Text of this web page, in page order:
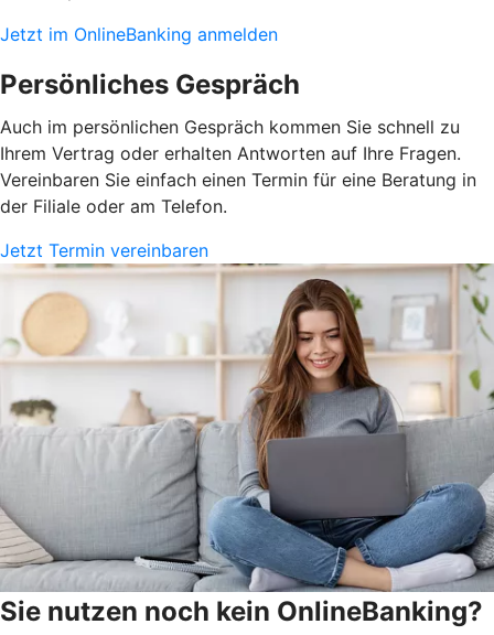
Jetzt im OnlineBanking anmelden
Persönliches Gespräch
Auch im persönlichen Gespräch kommen Sie schnell zu
Ihrem Vertrag oder erhalten Antworten auf Ihre Fragen.
Vereinbaren Sie einfach einen Termin für eine Beratung in
der Filiale oder am Telefon.
Jetzt Termin vereinbaren
Sie nutzen noch kein OnlineBanking?